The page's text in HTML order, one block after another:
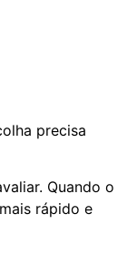
precisa
Quando o
rápido e